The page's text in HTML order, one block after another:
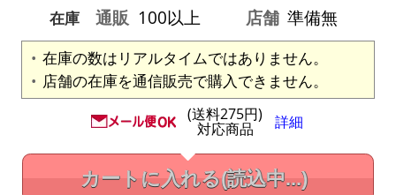
在庫
通販 100以上 店舗 準備無
在庫の数はリアルタイムではありません。
店舗の在庫を通信販売で購入できません。
(送料275円)
対応商品 詳細
カートに入れる(読込中...)